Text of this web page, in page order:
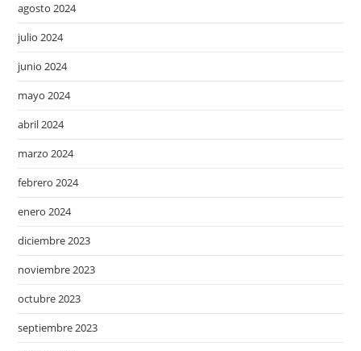
agosto 2024
julio 2024
junio 2024
mayo 2024
abril 2024
marzo 2024
febrero 2024
enero 2024
diciembre 2023
noviembre 2023
octubre 2023
septiembre 2023